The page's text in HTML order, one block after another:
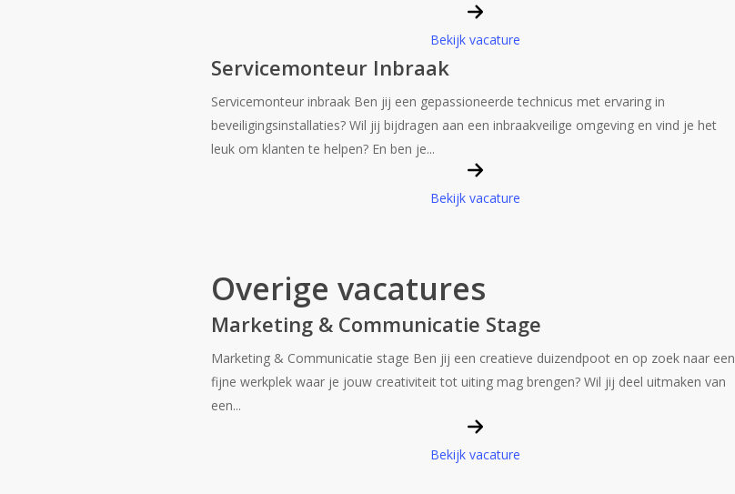
Bekijk vacature
Servicemonteur Inbraak
Servicemonteur inbraak Ben jij een gepassioneerde technicus met ervaring in
beveiligingsinstallaties? Wil jij bijdragen aan een inbraakveilige omgeving en vind je het
leuk om klanten te helpen? En ben je...
Bekijk vacature
Overige vacatures
Marketing & Communicatie Stage
Marketing & Communicatie stage Ben jij een creatieve duizendpoot en op zoek naar een
fijne werkplek waar je jouw creativiteit tot uiting mag brengen? Wil jij deel uitmaken van
een...
Bekijk vacature